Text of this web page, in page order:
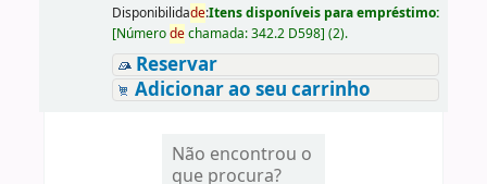
Disponibilidade:Itens disponíveis para empréstimo:
[Númerodechamada:342.2 D598] (2).
Reservar
Adicionar ao seu carrinho
Não encontrou o
que procura?